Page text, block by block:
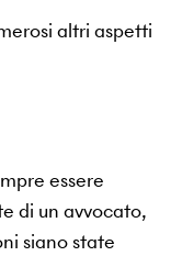
altri aspetti
essere
di un avvocato,
siano state